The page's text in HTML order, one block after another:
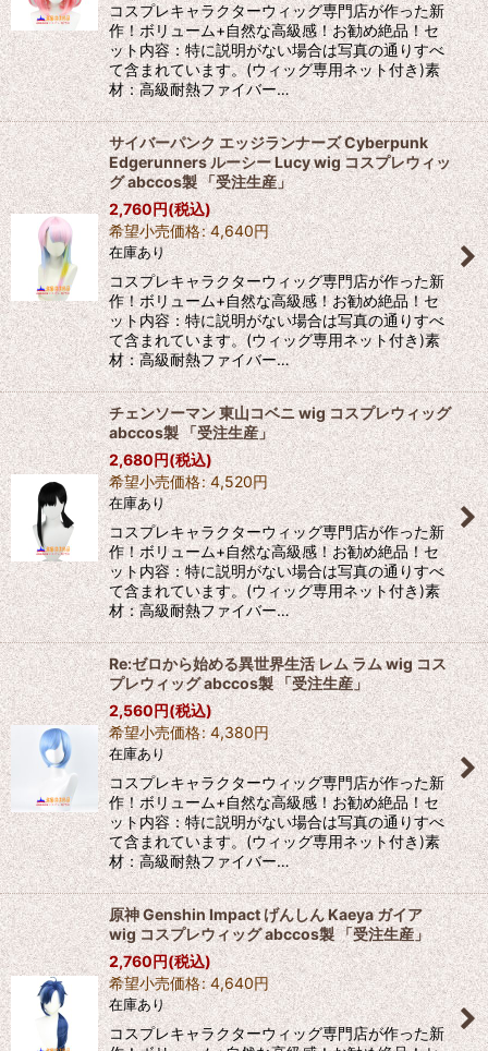
コスプレキャラクターウィッグ専門店が作った新
作！ボリューム+自然な高級感！お勧め絶品！セ
ット内容：特に説明がない場合は写真の通りすべ
て含まれています。(ウィッグ専用ネット付き)素
材：高級耐熱ファイバー…
サイバーパンク エッジランナーズ Cyberpunk
Edgerunners ルーシー Lucy wig コスプレウィッ
グ abccos製 「受注生産」
2,760円(税込)
希望小売価格: 4,640円
在庫あり
コスプレキャラクターウィッグ専門店が作った新
作！ボリューム+自然な高級感！お勧め絶品！セ
ット内容：特に説明がない場合は写真の通りすべ
て含まれています。(ウィッグ専用ネット付き)素
材：高級耐熱ファイバー…
チェンソーマン 東山コベニ wig コスプレウィッグ
abccos製 「受注生産」
2,680円(税込)
希望小売価格: 4,520円
在庫あり
コスプレキャラクターウィッグ専門店が作った新
作！ボリューム+自然な高級感！お勧め絶品！セ
ット内容：特に説明がない場合は写真の通りすべ
て含まれています。(ウィッグ専用ネット付き)素
材：高級耐熱ファイバー…
Re:ゼロから始める異世界生活 レム ラム wig コス
プレウィッグ abccos製 「受注生産」
2,560円(税込)
希望小売価格: 4,380円
在庫あり
コスプレキャラクターウィッグ専門店が作った新
作！ボリューム+自然な高級感！お勧め絶品！セ
ット内容：特に説明がない場合は写真の通りすべ
て含まれています。(ウィッグ専用ネット付き)素
材：高級耐熱ファイバー…
原神 Genshin Impact げんしん Kaeya ガイア
wig コスプレウィッグ abccos製 「受注生産」
2,760円(税込)
希望小売価格: 4,640円
在庫あり
コスプレキャラクターウィッグ専門店が作った新